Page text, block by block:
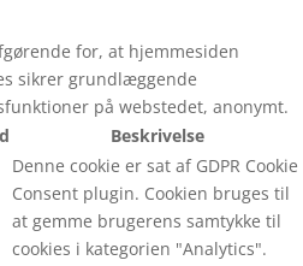
for, at hjemmesiden
sikrer grundlæggende
på webstedet, anonymt.
Beskrivelse
Denne cookie er sat af GDPR Cookie
Consent plugin. Cookien bruges til
at gemme brugerens samtykke til
cookies i kategorien "Analytics".